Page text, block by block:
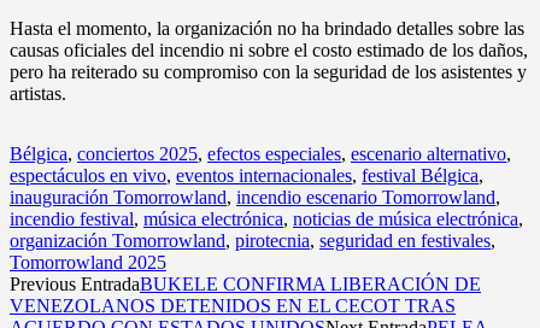
Hasta el momento, la organización no ha brindado detalles sobre las
causas oficiales del incendio ni sobre el costo estimado de los daños,
pero ha reiterado su compromiso con la seguridad de los asistentes y
artistas.
Bélgica, conciertos 2025, efectos especiales, escenario alternativo,
espectáculos en vivo, eventos internacionales, festival Bélgica,
inauguración Tomorrowland, incendio escenario Tomorrowland,
incendio festival, música electrónica, noticias de música electrónica,
organización Tomorrowland, pirotecnia, seguridad en festivales,
Tomorrowland 2025
Previous EntradaBUKELE CONFIRMA LIBERACIÓN DE
VENEZOLANOS DETENIDOS EN EL CECOT TRAS